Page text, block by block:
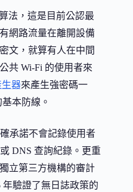
法，這是目前公認最
網路流量在離開設備
文，就算有人在中間
共 Wi-Fi 的使用者來
生器來產生強密碼一
本防線。
承諾不會記錄使用者
DNS 查詢紀錄。更重
立第三方機構的審計
年驗證了無日誌政策的